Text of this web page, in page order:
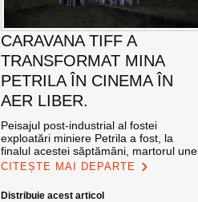
CARAVANA TIFF A
TRANSFORMAT MINA
PETRILA ÎN CINEMA ÎN
AER LIBER.
Peisajul post-industrial al fostei
exploatări miniere Petrila a fost, la
finalul acestei săptămâni, martorul
CITEȘTE MAI DEPARTE
Distribuie acest articol